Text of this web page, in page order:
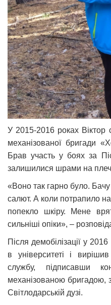
У 2015-2016 роках Віктор
механізованої бригади
Брав участь у боях за
залишилися шрами на
«Воно так гарно було.
салют. А коли потрапило
попекло шкіру. Мене
сильніші опіки», –
Після демобілізації у
в університеті і
службу, підписавши
механізованою бригадою,
Світлодарській дузі.